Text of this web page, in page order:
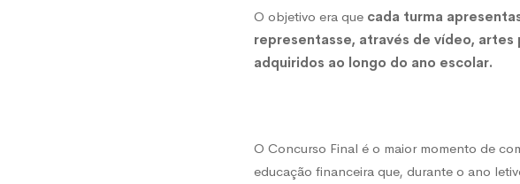
literacia
financeira
O objetivo era que cada turma
representasse, através de vídeo,
adquiridos ao longo do ano escolar.
O Concurso Final é o maior momento de
educação financeira que, durante o ano